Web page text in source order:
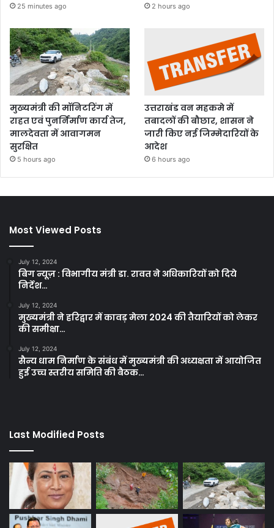
25 minutes ago 2 hours ago
मुख्यमंत्री की मॉनिटरिंग में
राहत एवं पुनर्निर्माण कार्य तेज,
मालदेवता में आवागमन
सुरक्षित
5 hours ago
उत्तराखंड वन महकमे में
तबादलों की बौछार, शासन ने
जारी किए नई जिम्मेदारियों के
आदेश
6 hours ago
Most Viewed Posts
July 12, 2024
बिग न्यूज़ : विभागीय मंत्री डा. रावत ने अधिकारियों को दिये
निर्देश…
July 12, 2024
मुख्यमंत्री ने हरिद्वार में कावड़ मेला 2024 की तैयारियों को लेकर
की समीक्षा…
July 12, 2024
सैन्य धाम निर्माण के संबंध में मुख्यमंत्री की अध्यक्षता में आयोजित
हुई उच्च स्तरीय समिति की बैठक…
Last Modified Posts